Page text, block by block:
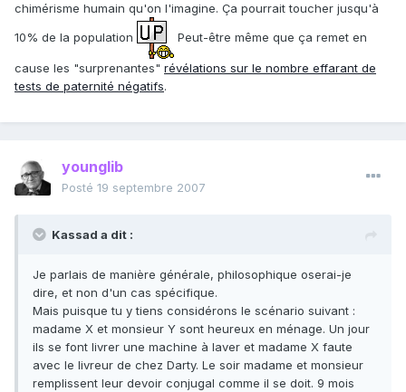
chimérisme humain qu'on l'imagine. Ça pourrait toucher jusqu'à
10% de la population
Peut-être même que ça remet en
cause les "surprenantes" révélations sur le nombre effarant de
tests de paternité négatifs.
younglib
Posté 19 septembre 2007
Kassad a dit :
Je parlais de manière générale, philosophique oserai-je
dire, et non d'un cas spécifique.
Mais puisque tu y tiens considérons le scénario suivant :
madame X et monsieur Y sont heureux en ménage. Un jour
ils se font livrer une machine à laver et madame X faute
avec le livreur de chez Darty. Le soir madame et monsieur
remplissent leur devoir conjugal comme il se doit. 9 mois